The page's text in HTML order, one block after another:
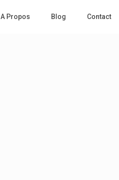
A Propos Blog Contact